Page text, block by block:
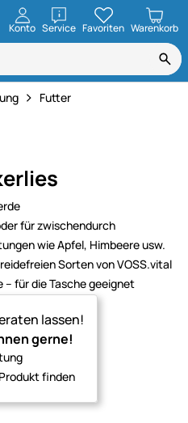
Konto ServiceöffnenFavoriten Warenkorb
Futter
für zwischendurch
wie Apfel, Himbeere usw.
Sorten von VOSS.vital
– für die Tasche geeignet
lassen!
gerne!
finden